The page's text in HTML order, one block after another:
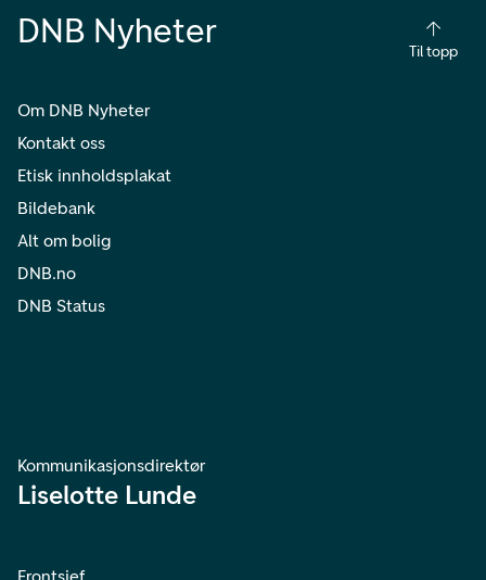
DNB Nyheter
Til topp
Om DNB Nyheter
Kontakt oss
Etisk innholdsplakat
Bildebank
Alt om bolig
DNB.no
DNB Status
Kommunikasjonsdirektør
Liselotte Lunde